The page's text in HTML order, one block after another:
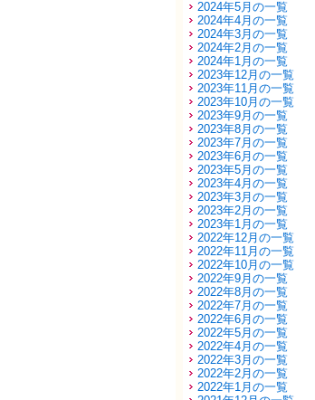
2024年5月の一覧
2024年4月の一覧
2024年3月の一覧
2024年2月の一覧
2024年1月の一覧
2023年12月の一覧
2023年11月の一覧
2023年10月の一覧
2023年9月の一覧
2023年8月の一覧
2023年7月の一覧
2023年6月の一覧
2023年5月の一覧
2023年4月の一覧
2023年3月の一覧
2023年2月の一覧
2023年1月の一覧
2022年12月の一覧
2022年11月の一覧
2022年10月の一覧
2022年9月の一覧
2022年8月の一覧
2022年7月の一覧
2022年6月の一覧
2022年5月の一覧
2022年4月の一覧
2022年3月の一覧
2022年2月の一覧
2022年1月の一覧